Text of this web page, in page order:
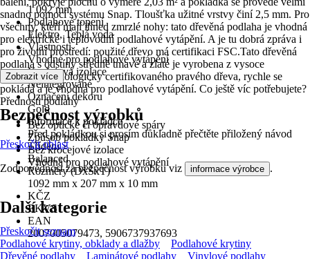
1 092 mm
Podlahové topení
Elektro, Teplá voda
Vlastnosti
Vhodné pro podlahové vytápění
Kročejová izolace
Neintegrované
Označení dekoru
Gold
Informace k pokládce
Před pokládkou si prosím důkladně přečtěte přiložený návod
Třídění
Balanced
Rozměry (DxŠxT)
1092 mm x 207 mm x 10 mm
KČZ
EKVS
EAN
2007005079473, 5906737937693
snadno pomocí systému Snap. Tloušťka užitné vrstvy činí 2,5 mm. Pro
všechny, kteří mají ihned zmrzlé nohy: tato dřevěná podlaha je vhodná
pro elektrické i teplovodní podlahové vytápění. A je tu dobrá zpráva i
pro životní prostředí: použité dřevo má certifikaci FSC.Tato dřevěná
podlaha s odstíny středně tmavé a zlaté je vyrobena z vysoce
kvalitního a ekologicky certifikovaného pravého dřeva, rychle se
pokládá a je vhodná pro podlahové vytápění. Co ještě víc potřebujete?
Přednosti podlahy
Bez optické či opravdové spáry
Způsob pokládky Snap
Bez kročejové izolace
Vhodná pro podlahové vytápění
Zobrazit více
Bezpečnost výrobků
Přeskočit oblast
Zodpovědnost za bezpečnost výrobku viz informace výrobce .
Další kategorie
Přeskočit seznam
Podlahové krytiny, obklady a dlažby
Podlahové krytiny
Dřevěné podlahy
Laminátové podlahy
Vinylové podlahy